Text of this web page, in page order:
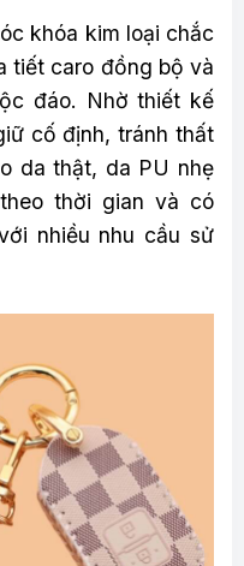
khóa kim loại chắc
tiết caro đồng bộ và
đáo. Nhờ thiết kế
cố định, tránh thất
da thật, da PU nhẹ
thời gian và có
nhiều nhu cầu sử